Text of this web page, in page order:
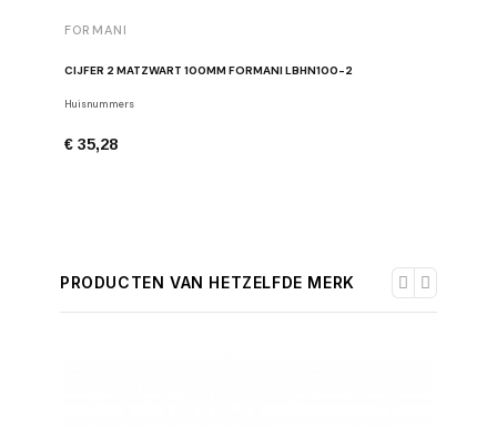
FORMANI
CIJFER 2 MATZWART 100MM FORMANI LBHN100-2
Huisnummers
€ 35,28
PRODUCTEN VAN HETZELFDE MERK